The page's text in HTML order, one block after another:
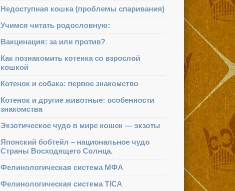
Недоступная кошка (проблемы спаривания)
Учимся читать родословную:
Вакцинация: за или против?
Как познакомить котенка со взрослой
кошкой
Котенок и собака: первое знакомство
Котенок и другие животные: особенности
знакомства
Экзотическое чудо в мире кошек — экзоты
Японский бобтейл – национальное чудо
Страны Восходящего Солнца.
Фелинологическая система МФА
Фелинологическая система TICA